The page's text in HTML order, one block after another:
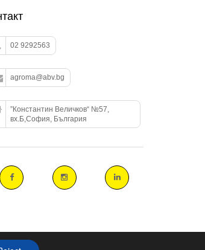
02 9292563
agroma@abv.bg
”Константин Величков“ №57,
вх.Б,София, България